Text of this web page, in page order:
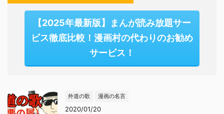
【2025年最新版】まんが読み放題サー
ビス徹底比較！漫画村の代わりのお勧め
サービス！
外道の歌 漫画の名言
2020/01/20